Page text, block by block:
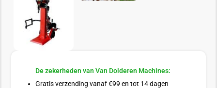
De zekerheden van Van Dolderen Machines:
Gratis verzending vanaf €99 en tot 14 dagen